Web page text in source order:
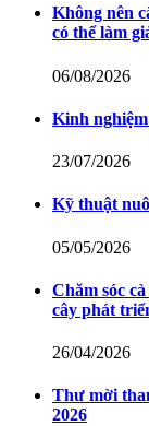
Không nên
có thể làm
06/08/2026
Kinh
23/07/2026
Kỹ thuật
05/05/2026
Chăm sóc
cây phát
26/04/2026
Thư mời
2026